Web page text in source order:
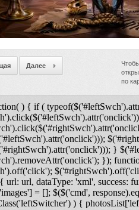
по
Далее
) { if (
}
});
url: url, dataType: 'xml', success:
= []; $($('cmd',
) {